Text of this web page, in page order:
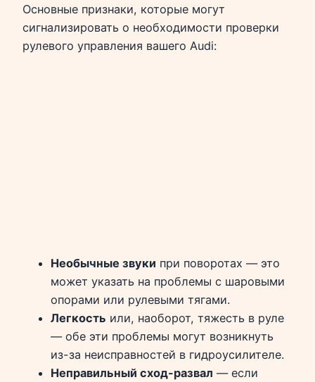
Основные признаки, которые могут
сигнализировать о необходимости проверки
рулевого управления вашего Audi:
Необычные звуки при поворотах — это
может указать на проблемы с шаровыми
опорами или рулевыми тягами.
Легкость или, наоборот, тяжесть в руле
— обе эти проблемы могут возникнуть
из-за неисправностей в гидроусилителе.
Неправильный сход-развал — если